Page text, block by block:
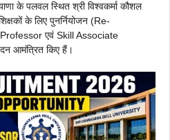
के पलवल स्थित श्री विश्वकर्मा कौशल
के लिए पुनर्नियोजन (Re-
एवं Skill Associate
आमंत्रित किए हैं।